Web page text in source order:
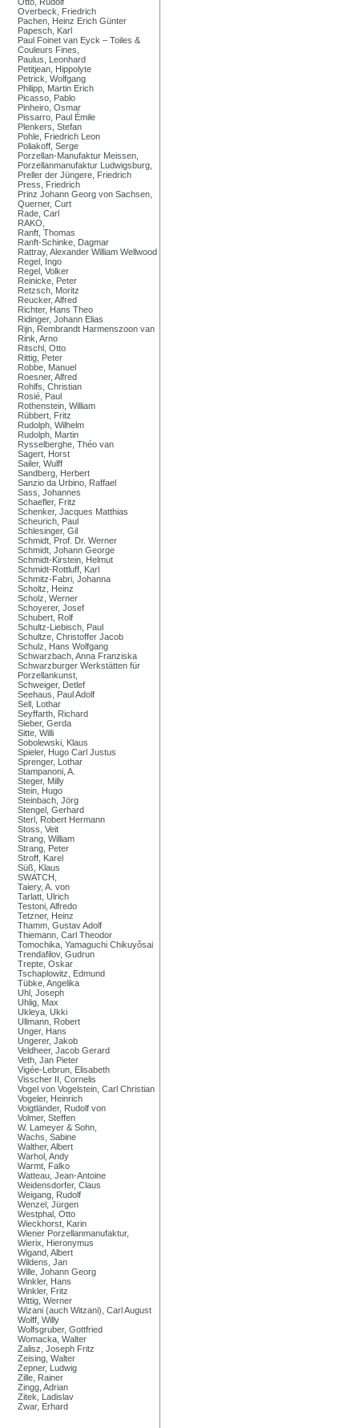
Overbeck, Friedrich
Pachen, Heinz Erich Günter
Papesch, Karl
Paul Foinet van Eyck – Toiles &
Couleurs Fines,
Paulus, Leonhard
Petitjean, Hippolyte
Petrick, Wolfgang
Philipp, Martin Erich
Picasso, Pablo
Pinheiro, Osmar
Pissarro, Paul Émile
Plenkers, Stefan
Pohle, Friedrich Leon
Poliakoff, Serge
Porzellan-Manufaktur Meissen,
Porzellanmanufaktur Ludwigsburg,
Preller der Jüngere, Friedrich
Press, Friedrich
Prinz Johann Georg von Sachsen,
Querner, Curt
Rade, Carl
RAKO,
Ranft, Thomas
Ranft-Schinke, Dagmar
Rattray, Alexander William Wellwood
Regel, Ingo
Regel, Volker
Reinicke, Peter
Retzsch, Moritz
Reucker, Alfred
Richter, Hans Theo
Ridinger, Johann Elias
Rijn, Rembrandt Harmenszoon van
Rink, Arno
Ritschl, Otto
Rittig, Peter
Robbe, Manuel
Roesner, Alfred
Rohlfs, Christian
Rosié, Paul
Rothenstein, William
Rübbert, Fritz
Rudolph, Wilhelm
Rudolph, Martin
Rysselberghe, Théo van
Sagert, Horst
Sailer, Wulff
Sandberg, Herbert
Sanzio da Urbino, Raffael
Sass, Johannes
Schaefler, Fritz
Schenker, Jacques Matthias
Scheurich, Paul
Schlesinger, Gil
Schmidt, Prof. Dr. Werner
Schmidt, Johann George
Schmidt-Kirstein, Helmut
Schmidt-Rottluff, Karl
Schmitz-Fabri, Johanna
Scholtz, Heinz
Scholz, Werner
Schoyerer, Josef
Schubert, Rolf
Schultz-Liebisch, Paul
Schultze, Christoffer Jacob
Schulz, Hans Wolfgang
Schwarzbach, Anna Franziska
Schwarzburger Werkstätten für
Porzellankunst,
Schweiger, Detlef
Seehaus, Paul Adolf
Sell, Lothar
Seyffarth, Richard
Sieber, Gerda
Sitte, Willi
Sobolewski, Klaus
Spieler, Hugo Carl Justus
Sprenger, Lothar
Stampanoni, A.
Steger, Milly
Stein, Hugo
Steinbach, Jörg
Stengel, Gerhard
Sterl, Robert Hermann
Stoss, Veit
Strang, William
Strang, Peter
Stroff, Karel
Süß, Klaus
SWATCH,
Taiery, A. von
Tarlatt, Ulrich
Testoni, Alfredo
Tetzner, Heinz
Thamm, Gustav Adolf
Thiemann, Carl Theodor
Tomochika, Yamaguchi Chikuyôsai
Trendafilov, Gudrun
Trepte, Oskar
Tschaplowitz, Edmund
Tübke, Angelika
Uhl, Joseph
Uhlig, Max
Ukleya, Ukki
Ullmann, Robert
Unger, Hans
Ungerer, Jakob
Veldheer, Jacob Gerard
Veth, Jan Pieter
Vigée-Lebrun, Elisabeth
Visscher II, Cornelis
Vogel von Vogelstein, Carl Christian
Vogeler, Heinrich
Voigtländer, Rudolf von
Volmer, Steffen
W. Lameyer & Sohn,
Wachs, Sabine
Walther, Albert
Warhol, Andy
Warmt, Falko
Watteau, Jean-Antoine
Weidensdorfer, Claus
Weigang, Rudolf
Wenzel, Jürgen
Westphal, Otto
Wieckhorst, Karin
Wiener Porzellanmanufaktur,
Wierix, Hieronymus
Wigand, Albert
Wildens, Jan
Wille, Johann Georg
Winkler, Hans
Winkler, Fritz
Wittig, Werner
Wizani (auch Witzani), Carl August
Wolff, Willy
Wolfsgruber, Gottfried
Womacka, Walter
Zalisz, Joseph Fritz
Zeising, Walter
Zepner, Ludwig
Zille, Rainer
Zingg, Adrian
Zitek, Ladislav
Zwar, Erhard